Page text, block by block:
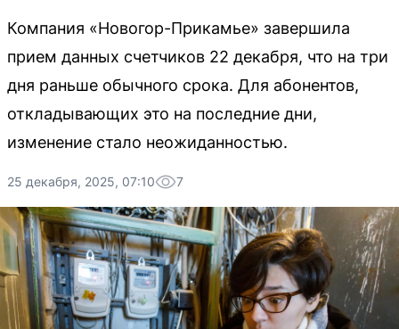
Компания «Новогор-Прикамье» завершила
прием данных счетчиков 22 декабря, что на три
дня раньше обычного срока. Для абонентов,
откладывающих это на последние дни,
изменение стало неожиданностью.
25 декабря, 2025, 07:10 7